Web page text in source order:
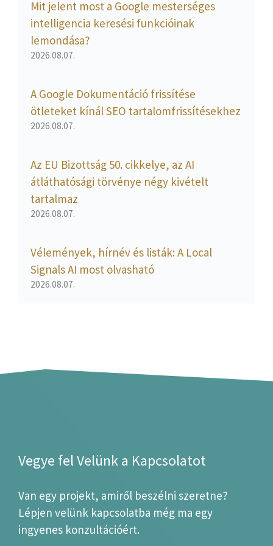
Mit jelent most a Google mesterséges
intelligencia keresési funkcióinak
lemondása?
2026.08.07.
A Google Dokumentáció frissítése
ötleteket kínál SEO tartalomfrissítésekhez
2026.08.07.
Az EU Bizottság 50. cikkelye, az AI
átláthatósági törvénye négy kivételt
tartalmaz
2026.08.07.
Vélemények, hírnév és listák: A Local
Signals AI most olvasható
2026.08.07.
Vegye fel Velünk a Kapcsolatot
Van egy projekt, amiről beszélni szeretne?
Lépjen velünk kapcsolatba még ma egy
ingyenes konzultációért.